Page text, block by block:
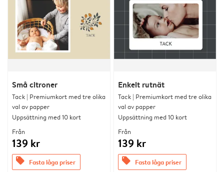
Små citroner
Tack | Premiumkort med tre olika
val av papper
Uppsättning med 10 kort
Från
139 kr
offers Fasta låga priser
Enkelt rutnät
Tack | Premiumkort med tre olika
val av papper
Uppsättning med 10 kort
Från
139 kr
offers Fasta låga priser